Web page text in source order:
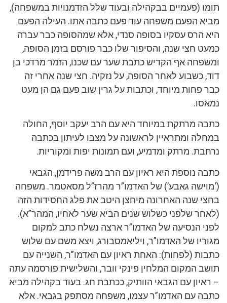
תומו (פעמיים בבקהילה ובעוד שלל הזדמנויות במשפחה),
מביא הפעם משפחה עוד פעם כתבה אתו. העילה הפעם
היא הרס עסקיו בסופה סנדי, אלא שמהסופה כבר עברה
כמעט חצי שנה, והסיפור שלו כבר פורסם בזמן הסופה,
ומשפחה אף הקדיש כתבת שער עם שכנו, הזמר מרדכי בן
דוד, כשבוע לאחר הסופה, על נזקיה. חצי שנה אחרי זה
כבר פחות מיוחד, וכתבות על גרין שוב פעם גם הן מעט
נמאסו.
כתבה מרתקת במיוחד היא עם הרב יעקב יוסף, החולה
במחלה ומתראיין לראשונה על מצבו לעיתון בכתבה
נרחבת. מרתק ומדמיע, ועם תמונות יפות ומקוריות.
כתבה נוספת היא ראיון עם הרב משה פרידמן, הגבאי
(‘מוישה גאבע’) של האדמו”ר מהרז”ל מסאטמר. משפחה
בחצי שנה האחרונה מיחצן היטב את פלג החסידות הזה
(לאחר שלפני כשלוש שנים הביא שער לאחיו, המהר”א).
לפני הנסיעה של האדמו”ר ארצה נשלח כתב למקום
מגוריו של האדמו”ר, ויליאמסבורג, ויצא משם עם שלוש
כתבות (לפחות): האחת ראיון עם האדמו”ר, השנייה עם
תושב המקום המלחין פינקי וובר, והשלישית פורסמה עתה
– ראיון עם הגבאי הוותיק, ככתבת חג. בעוד בקהילה מביא
כתבה עם האדמו”ר עצמו, משפחה מסתפק בגבאי. אלא